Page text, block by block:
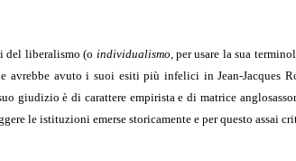
del liberalismo (o individualismo , per usare la sua
avuto i suoi esiti più infelici in Jean-Jacques
giudizio è di carattere empirista e di matrice
le istituzioni emerse storicamente e per questo assai